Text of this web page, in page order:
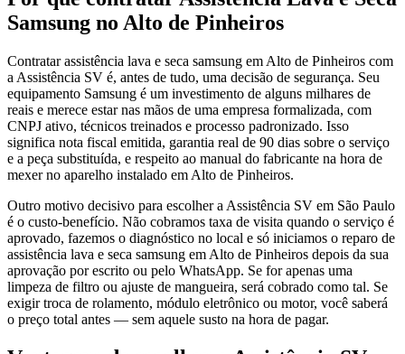
Samsung no Alto de Pinheiros
Contratar assistência lava e seca samsung em Alto de Pinheiros com
a Assistência SV é, antes de tudo, uma decisão de segurança. Seu
equipamento Samsung é um investimento de alguns milhares de
reais e merece estar nas mãos de uma empresa formalizada, com
CNPJ ativo, técnicos treinados e processo padronizado. Isso
significa nota fiscal emitida, garantia real de 90 dias sobre o serviço
e a peça substituída, e respeito ao manual do fabricante na hora de
mexer no aparelho instalado em Alto de Pinheiros.
Outro motivo decisivo para escolher a Assistência SV em São Paulo
é o custo-benefício. Não cobramos taxa de visita quando o serviço é
aprovado, fazemos o diagnóstico no local e só iniciamos o reparo de
assistência lava e seca samsung em Alto de Pinheiros depois da sua
aprovação por escrito ou pelo WhatsApp. Se for apenas uma
limpeza de filtro ou ajuste de mangueira, será cobrado como tal. Se
exigir troca de rolamento, módulo eletrônico ou motor, você saberá
o preço total antes — sem aquele susto na hora de pagar.